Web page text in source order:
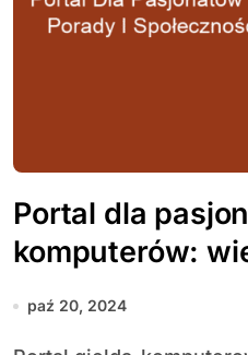
Portal dla
komputerów:
społeczność w
paź 20, 2024